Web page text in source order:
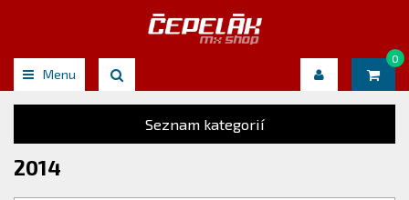
Menu
0
Seznam kategorií
2014